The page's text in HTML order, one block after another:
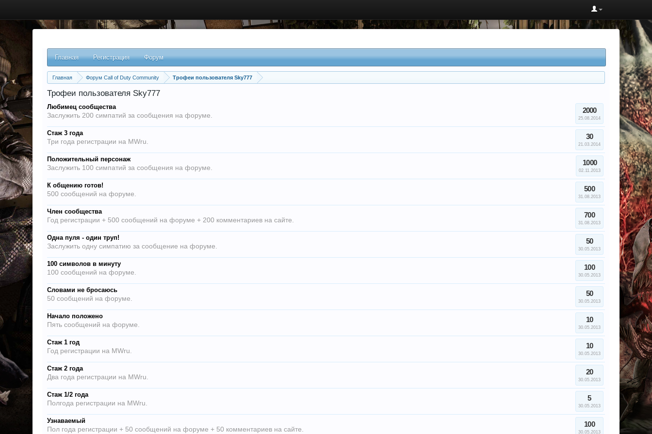
Главная Регистрация Форум
Главная Форум Call of Duty Community Трофеи пользователя Sky777
Трофеи пользователя Sky777
Любимец сообщества
Заслужить 200 симпатий за сообщения на форуме.
2000
25.08.2014
Стаж 3 года
Три года регистрации на MWru.
30
21.03.2014
Положительный персонаж
Заслужить 100 симпатий за сообщения на форуме.
1000
02.11.2013
К общению готов!
500 сообщений на форуме.
500
31.08.2013
Член сообщества
Год регистрации + 500 сообщений на форуме + 200 комментариев на сайте.
700
31.08.2013
Одна пуля - один труп!
Заслужить одну симпатию за сообщение на форуме.
50
30.05.2013
100 символов в минуту
100 сообщений на форуме.
100
30.05.2013
Словами не бросаюсь
50 сообщений на форуме.
50
30.05.2013
Начало положено
Пять сообщений на форуме.
10
30.05.2013
Стаж 1 год
Год регистрации на MWru.
10
30.05.2013
Стаж 2 года
Два года регистрации на MWru.
20
30.05.2013
Стаж 1/2 года
Полгода регистрации на MWru.
5
30.05.2013
Узнаваемый
Пол года регистрации + 50 сообщений на форуме + 50 комментариев на сайте.
100
30.05.2013